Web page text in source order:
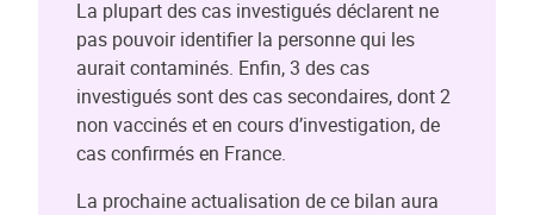
La plupart des cas investigués déclarent ne
pas pouvoir identifier la personne qui les
aurait contaminés. Enfin, 3 des cas
investigués sont des cas secondaires, dont 2
non vaccinés et en cours d’investigation, de
cas confirmés en France.
La prochaine actualisation de ce bilan aura